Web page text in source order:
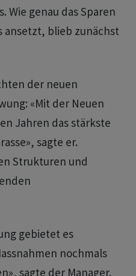
Wie genau das Sparen
ansetzt, blieb zunächst
der neuen
«Mit der Neuen
Jahren das stärkste
sagte er.
Strukturen und
gebietet es
nochmals
sagte der Manager.